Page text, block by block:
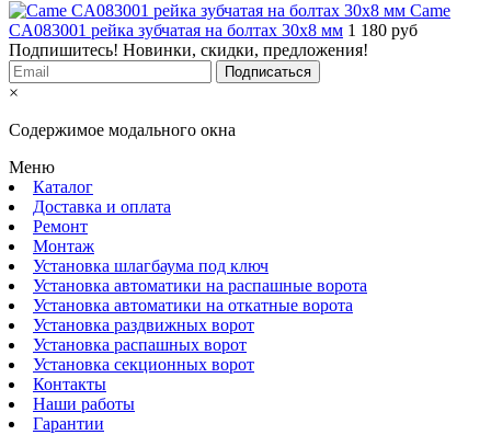
Came
CA083001 рейка зубчатая на болтах 30x8 мм 1 180 руб
Подпишитесь! Новинки, скидки, предложения!
×
Содержимое модального окна
Меню
Каталог
Доставка и оплата
Ремонт
Монтаж
Установка шлагбаума под ключ
Установка автоматики на распашные ворота
Установка автоматики на откатные ворота
Установка раздвижных ворот
Установка распашных ворот
Установка секционных ворот
Контакты
Наши работы
Гарантии